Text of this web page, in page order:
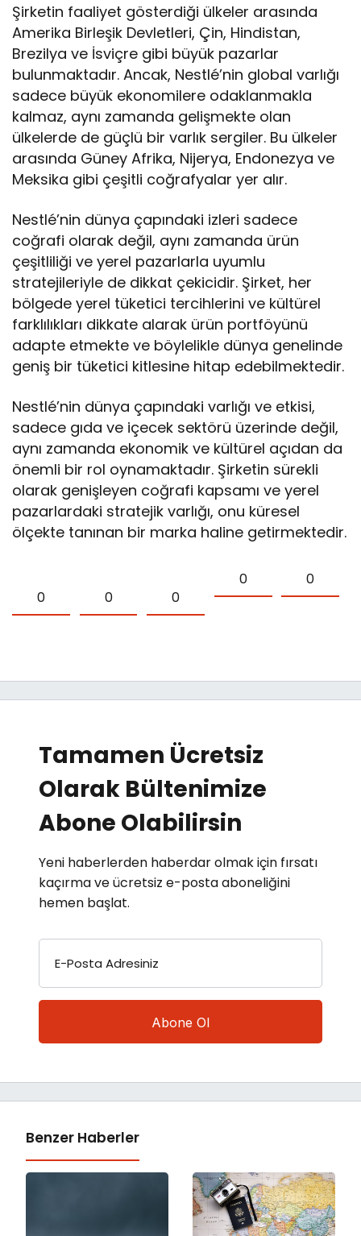
Şirketin faaliyet gösterdiği ülkeler arasında
Amerika Birleşik Devletleri, Çin, Hindistan,
Brezilya ve İsviçre gibi büyük pazarlar
bulunmaktadır. Ancak, Nestlé’nin global varlığı
sadece büyük ekonomilere odaklanmakla
kalmaz, aynı zamanda gelişmekte olan
ülkelerde de güçlü bir varlık sergiler. Bu ülkeler
arasında Güney Afrika, Nijerya, Endonezya ve
Meksika gibi çeşitli coğrafyalar yer alır.
Nestlé’nin dünya çapındaki izleri sadece
coğrafi olarak değil, aynı zamanda ürün
çeşitliliği ve yerel pazarlarla uyumlu
stratejileriyle de dikkat çekicidir. Şirket, her
bölgede yerel tüketici tercihlerini ve kültürel
farklılıkları dikkate alarak ürün portföyünü
adapte etmekte ve böylelikle dünya genelinde
geniş bir tüketici kitlesine hitap edebilmektedir.
Nestlé’nin dünya çapındaki varlığı ve etkisi,
sadece gıda ve içecek sektörü üzerinde değil,
aynı zamanda ekonomik ve kültürel açıdan da
önemli bir rol oynamaktadır. Şirketin sürekli
olarak genişleyen coğrafi kapsamı ve yerel
pazarlardaki stratejik varlığı, onu küresel
ölçekte tanınan bir marka haline getirmektedir.
0 0 0
0 0
Tamamen Ücretsiz
Olarak Bültenimize
Abone Olabilirsin
Yeni haberlerden haberdar olmak için fırsatı
kaçırma ve ücretsiz e-posta aboneliğini
hemen başlat.
E-Posta Adresiniz
Benzer Haberler